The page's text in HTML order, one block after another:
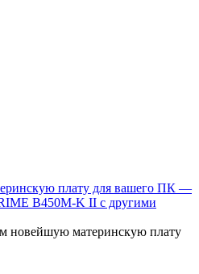
плату для вашего ПК —
B450M-K II с другими
новейшую материнскую плату